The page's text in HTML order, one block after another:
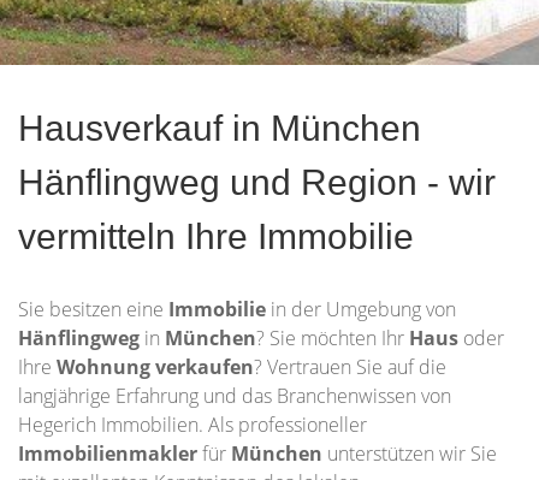
Hausverkauf in München
Hänflingweg und Region - wir
vermitteln Ihre Immobilie
Sie besitzen eine Immobilie in der Umgebung von
Hänflingweg in München? Sie möchten Ihr Haus oder
Ihre Wohnungverkaufen? Vertrauen Sie auf die
langjährige Erfahrung und das Branchenwissen von
Hegerich Immobilien. Als professioneller
Immobilienmaklerfür München unterstützen wir Sie